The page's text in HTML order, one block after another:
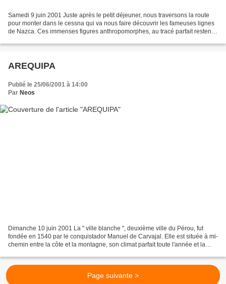
Samedi 9 juin 2001 Juste après le petit déjeuner, nous traversons la route
pour monter dans le cessna qui va nous faire découvrir les fameuses lignes
de Nazca. Ces immenses figures anthropomorphes, au tracé parfait restent
AREQUIPA
Publié le 25/06/2001 à 14:00
Par Neos
Dimanche 10 juin 2001 La " ville blanche ", deuxième ville du Pérou, fut
fondée en 1540 par le conquistador Manuel de Carvajal. Elle est située à mi-
chemin entre la côte et la montagne, son climat parfait toute l'année et la
Page suivante >